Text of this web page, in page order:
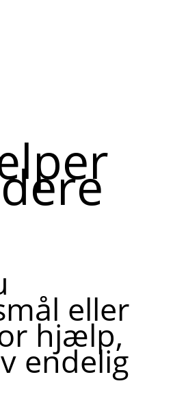
eller
hjælp,
endelig